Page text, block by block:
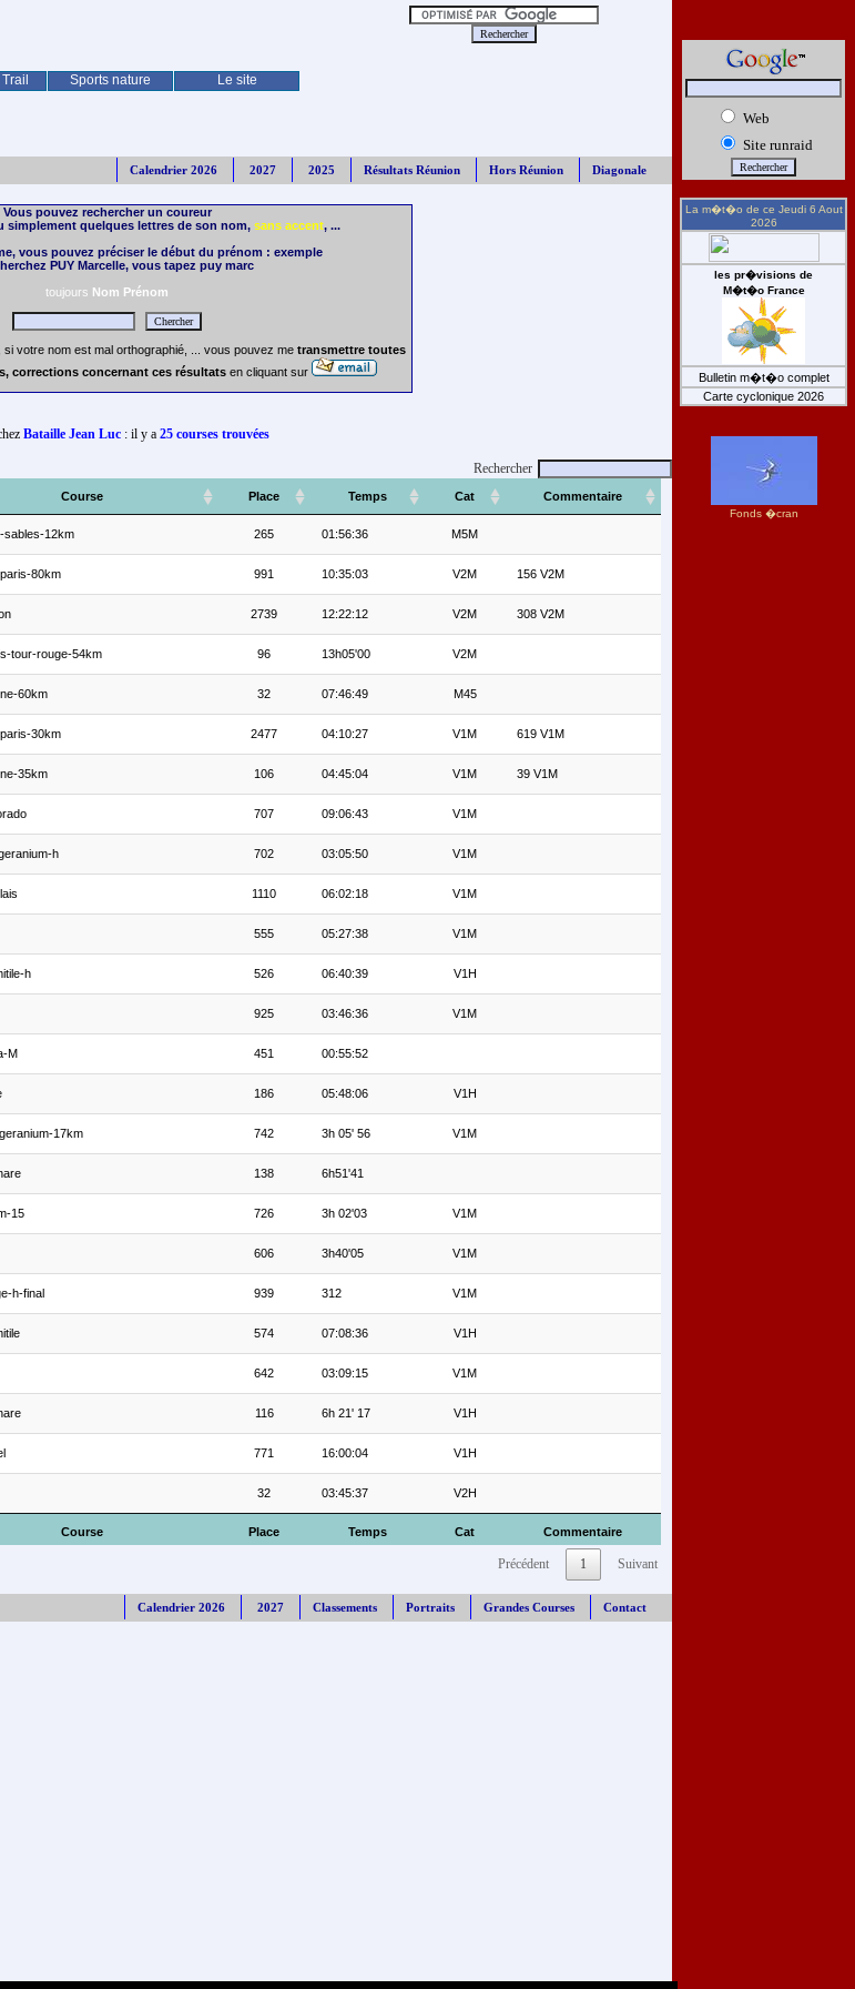
Sports nature Le site
Calendrier 2026 2027 2025 Résultats Réunion Hors Réunion Diagonale
Vous pouvez rechercher un coureur
simplement quelques lettres de son nom, sans accent, ...
vous pouvez préciser le début du prénom : exemple
PUY Marcelle, vous tapez puy marc
toujours Nom Prénom
votre nom est mal orthographié, ... vous pouvez me transmettre toutes
corrections concernant ces résultats en cliquant sur
Bataille Jean Luc : il y a 25 courses trouvées
Rechercher
Course Place Temps Cat Commentaire
Course Place Temps Cat Commentaire
sables-12km 265 01:56:36 M5M
80km 991 10:35:03 V2M 156 V2M
2739 12:22:12 V2M 308 V2M
tour-rouge-54km 96 13h05'00 V2M
60km 32 07:46:49 M45
30km 2477 04:10:27 V1M 619 V1M
35km 106 04:45:04 V1M 39 V1M
707 09:06:43 V1M
h 702 03:05:50 V1M
1110 06:02:18 V1M
555 05:27:38 V1M
h 526 06:40:39 V1H
925 03:46:36 V1M
M 451 00:55:52
186 05:48:06 V1H
17km 742 3h 05' 56 V1M
138 6h51'41
15 726 3h 02'03 V1M
606 3h40'05 V1M
h-final 939 312 V1M
574 07:08:36 V1H
642 03:09:15 V1M
116 6h 21' 17 V1H
771 16:00:04 V1H
32 03:45:37 V2H
Précédent 1 Suivant
Calendrier 2026 2027 Classements Portraits Grandes Courses Contact
Web
Site runraid
La m�t�o de ce Jeudi 6 Aout
2026
les pr�visions de
M�t�o France
Bulletin m�t�o complet
Carte cyclonique 2026
Fonds �cran